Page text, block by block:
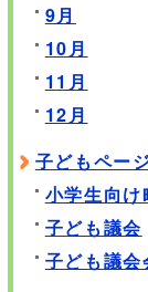
9月
10月
11月
12月
子どもペー
小学生向け
子ども議会
子ども議会